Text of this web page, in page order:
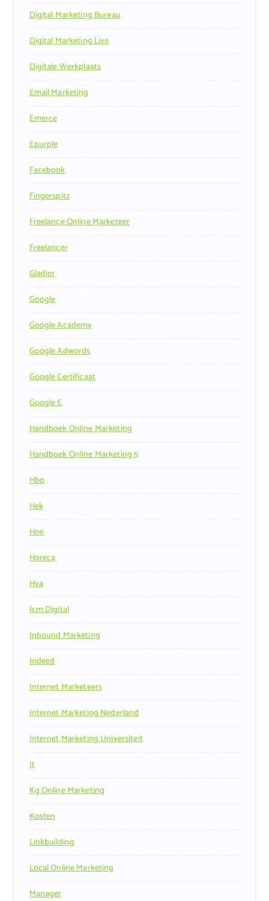
Digital Marketing Bureau
Digital Marketing Live
Digitale Werkplaats
Email Marketing
Emerce
Epurple
Facebook
Fingerspitz
Freelance Online Marketeer
Freelancer
Gladior
Google
Google Academy
Google Adwords
Google Certificaat
Google E
Handboek Online Marketing
Handboek Online Marketing 5
Hbo
Hek
Hoe
Horeca
Hva
Icm Digital
Inbound Marketing
Indeed
Internet Marketeers
Internet Marketing Nederland
Internet Marketing Universiteit
It
Kg Online Marketing
Kosten
Linkbuilding
Local Online Marketing
Manager